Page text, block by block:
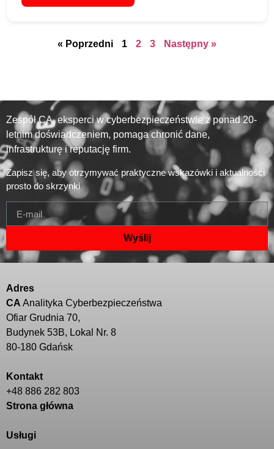
« Poprzedni 1 2 3 Następny »
Zespół CA, eksperci w cyberbezpieczeństwie z ponad 20-
letnim doświadczeniem, pomaga chronić dane,
infrastrukturę i reputację firm.
Zapisz się, aby otrzymywać praktyczne wskazówki i aktualności
prosto do skrzynki
Wyślij
Adres
CA Analityka Cyberbezpieczeństwa
Ofiar Grudnia 70,
Budynek 53B, Lokal Nr. 8
80-180 Gdańsk
Kontakt
+48 886 282 803
Strona główna
Usługi